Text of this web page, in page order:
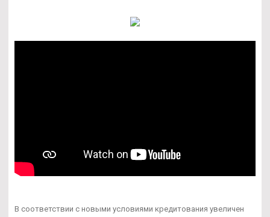
В соответствии с новыми условиями кредитования увеличен